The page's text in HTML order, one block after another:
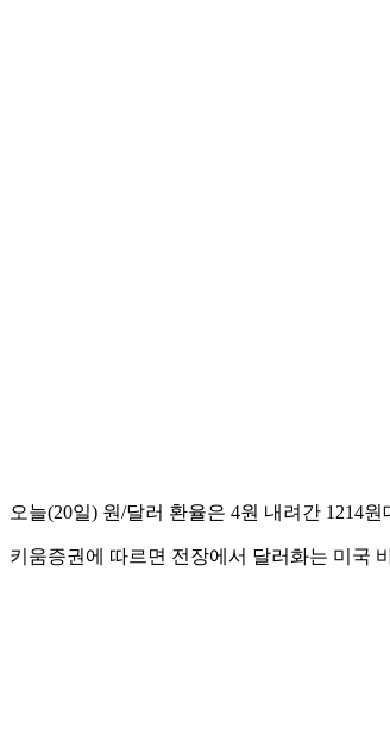
오늘(20일) 원/달러 환율은 4원 내려간 1214
키움증권에 따르면 전장에서 달러화는 미국